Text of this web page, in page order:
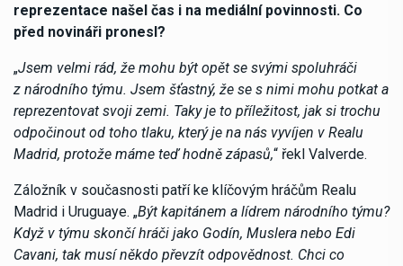
reprezentace našel čas i na mediální povinnosti. Co
před novináři pronesl?
„Jsem velmi rád, že mohu být opět se svými spoluhráči
z národního týmu. Jsem šťastný, že se s nimi mohu potkat a
reprezentovat svoji zemi. Taky je to příležitost, jak si trochu
odpočinout od toho tlaku, který je na nás vyvíjen v Realu
Madrid, protože máme teď hodně zápasů,“ řekl Valverde.
Záložník v současnosti patří ke klíčovým hráčům Realu
Madrid i Uruguaye. „Být kapitánem a lídrem národního týmu?
Když v týmu skončí hráči jako Godín, Muslera nebo Edi
Cavani, tak musí někdo převzít odpovědnost. Chci co